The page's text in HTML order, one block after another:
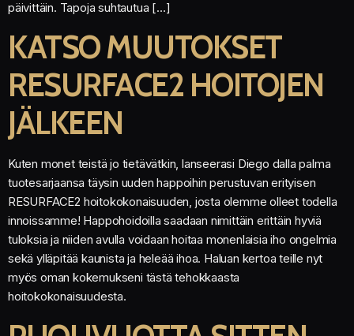
päivittäin. Tapoja suhtautua […]
KATSO MUUTOKSET
RESURFACE2 HOITOJEN
JÄLKEEN
Kuten monet teistä jo tietävätkin, lanseerasi Diego dalla palma
tuotesarjaansa täysin uuden happoihin perustuvan erityisen
RESURFACE2 hoitokokonaisuuden, josta olemme olleet todella
innoissamme! Happohoidoilla saadaan nimittäin erittäin hyviä
tuloksia ja niiden avulla voidaan hoitaa monenlaisia iho ongelmia
sekä ylläpitää kaunista ja heleää ihoa. Haluan kertoa teille nyt
myös oman kokemukseni tästä tehokkaasta
hoitokokonaisuudesta.